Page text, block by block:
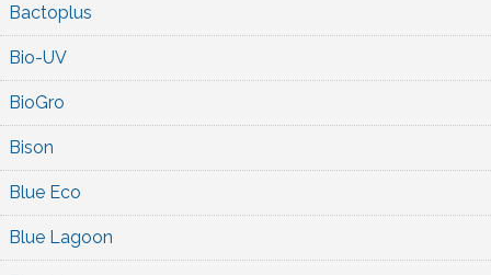
Bactoplus
Bio-UV
BioGro
Bison
Blue Eco
Blue Lagoon